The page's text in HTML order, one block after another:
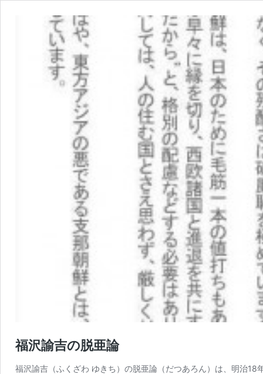
福沢諭吉の脱亜論
福沢諭吉（ふくざわ ゆきち）の脱亜論（だつあろん）は、明治